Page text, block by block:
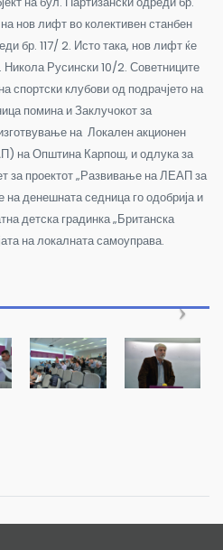
нов лифт во колективен станбен
бр. 117/ 2. Исто така, нов лифт ќе
Русински 10/2. Советниците
спортски клубови од подрачјето на
помина и Заклучокот за
на Локален акционен
на Општина Карпош, и одлука за
за проектот „Развивање на ЛЕАП за
денешната седница го одобрија и
детска градинка „Британска
на локалната самоуправа.